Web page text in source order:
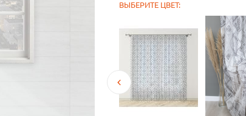
ВЫБЕРИТЕ ЦВЕТ: